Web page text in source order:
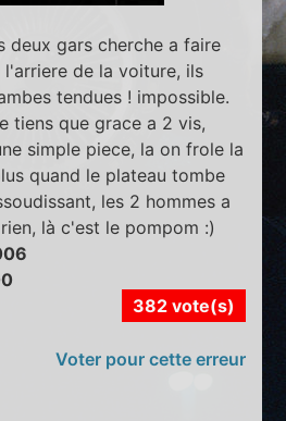
deux gars cherche a faire
de la voiture, ils
tendues ! impossible.
tiens que grace a 2 vis,
simple piece, la on frole la
quand le plateau tombe
les 2 hommes a
là c'est le pompom :)
382 vote(s)
Voter pour cette erreur